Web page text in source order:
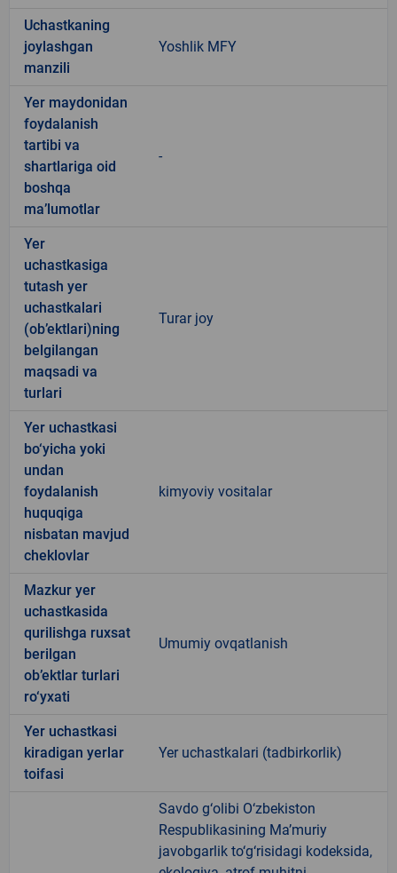
Uchastkaning
joylashgan
manzili
Yoshlik MFY
Yer maydonidan
foydalanish
tartibi va
shartlariga oid
boshqa
ma’lumotlar
-
Yer
uchastkasiga
tutash yer
uchastkalari
(ob’ektlari)ning
belgilangan
maqsadi va
turlari
Turar joy
Yer uchastkasi
bo‘yicha yoki
undan
foydalanish
huquqiga
nisbatan mavjud
cheklovlar
kimyoviy vositalar
Mazkur yer
uchastkasida
qurilishga ruxsat
berilgan
ob’ektlar turlari
ro‘yxati
Umumiy ovqatlanish
Yer uchastkasi
kiradigan yerlar
toifasi
Yer uchastkalari (tadbirkorlik)
Savdo g‘olibi O‘zbekiston
Respublikasining Ma’muriy
javobgarlik to‘g‘risidagi kodeksida,